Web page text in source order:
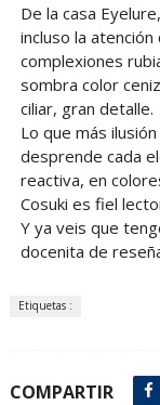
De la casa
incluso la
complexiones
sombra color
ciliar, gran detalle.
Lo que más
desprende cada
reactiva, en
Cosuki es fiel
Y ya veis que
docenita de
Etiquetas :
COMPARTIR